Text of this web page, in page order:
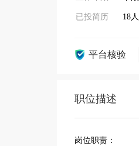
已投简历 18人
平台核验
职位描述
岗位职责：